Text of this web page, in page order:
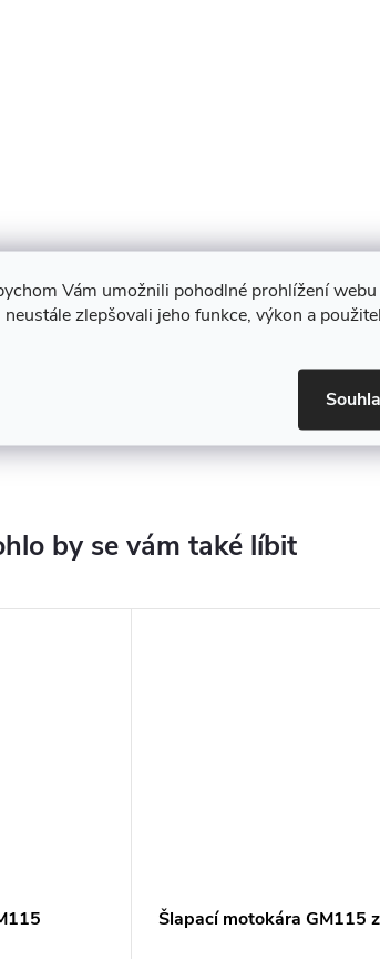
Vám umožnili pohodlné prohlížení
zlepšovali jeho funkce, výkon a
Šlapací motokára GM115